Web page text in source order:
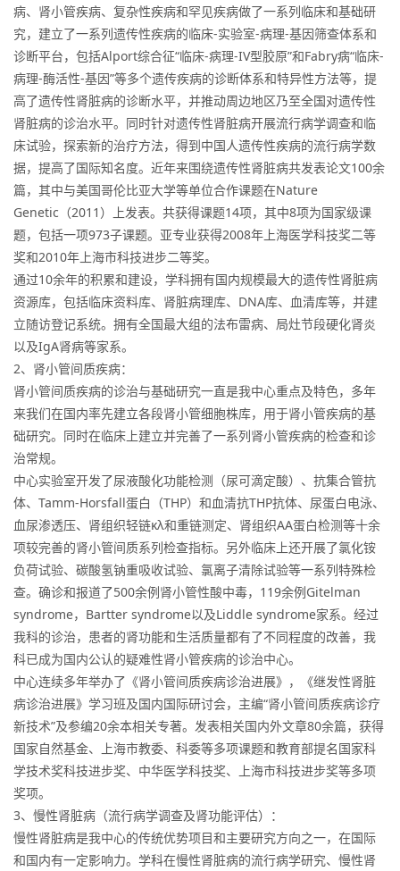
病、肾小管疾病、复杂性疾病和罕见疾病做了一系列临床和基础研
究，建立了一系列遗传性疾病的临床-实验室-病理-基因筛查体系和
诊断平台，包括Alport综合征“临床-病理-IV型胶原”和Fabry病“临床-
病理-酶活性-基因”等多个遗传疾病的诊断体系和特异性方法等，提
高了遗传性肾脏病的诊断水平，并推动周边地区乃至全国对遗传性
肾脏病的诊治水平。同时针对遗传性肾脏病开展流行病学调查和临
床试验，探索新的治疗方法，得到中国人遗传性疾病的流行病学数
据，提高了国际知名度。近年来围绕遗传性肾脏病共发表论文100余
篇，其中与美国哥伦比亚大学等单位合作课题在Nature
Genetic（2011）上发表。共获得课题14项，其中8项为国家级课
题，包括一项973子课题。亚专业获得2008年上海医学科技奖二等
奖和2010年上海市科技进步二等奖。
通过10余年的积累和建设，学科拥有国内规模最大的遗传性肾脏病
资源库，包括临床资料库、肾脏病理库、DNA库、血清库等，并建
立随访登记系统。拥有全国最大组的法布雷病、局灶节段硬化肾炎
以及IgA肾病等家系。
2、肾小管间质疾病：
肾小管间质疾病的诊治与基础研究一直是我中心重点及特色，多年
来我们在国内率先建立各段肾小管细胞株库，用于肾小管疾病的基
础研究。同时在临床上建立并完善了一系列肾小管疾病的检查和诊
治常规。
中心实验室开发了尿液酸化功能检测（尿可滴定酸）、抗集合管抗
体、Tamm-Horsfall蛋白（THP）和血清抗THP抗体、尿蛋白电泳、
血尿渗透压、肾组织轻链κλ和重链测定、肾组织AA蛋白检测等十余
项较完善的肾小管间质系列检查指标。另外临床上还开展了氯化铵
负荷试验、碳酸氢钠重吸收试验、氯离子清除试验等一系列特殊检
查。确诊和报道了500余例肾小管性酸中毒，119余例Gitelman
syndrome，Bartter syndrome以及Liddle syndrome家系。经过
我科的诊治，患者的肾功能和生活质量都有了不同程度的改善，我
科已成为国内公认的疑难性肾小管疾病的诊治中心。
中心连续多年举办了《肾小管间质疾病诊治进展》，《继发性肾脏
病诊治进展》学习班及国内国际研讨会，主编“肾小管间质疾病诊疗
新技术”及参编20余本相关专著。发表相关国内外文章80余篇，获得
国家自然基金、上海市教委、科委等多项课题和教育部提名国家科
学技术奖科技进步奖、中华医学科技奖、上海市科技进步奖等多项
奖项。
3、慢性肾脏病（流行病学调查及肾功能评估）：
慢性肾脏病是我中心的传统优势项目和主要研究方向之一，在国际
和国内有一定影响力。学科在慢性肾脏病的流行病学研究、慢性肾